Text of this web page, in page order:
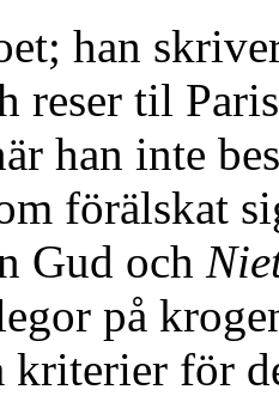
han
reser til
han inte
förälskat
Gud och
på
för